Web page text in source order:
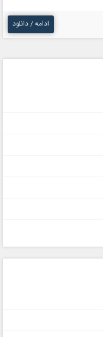
ادامه / دانلود